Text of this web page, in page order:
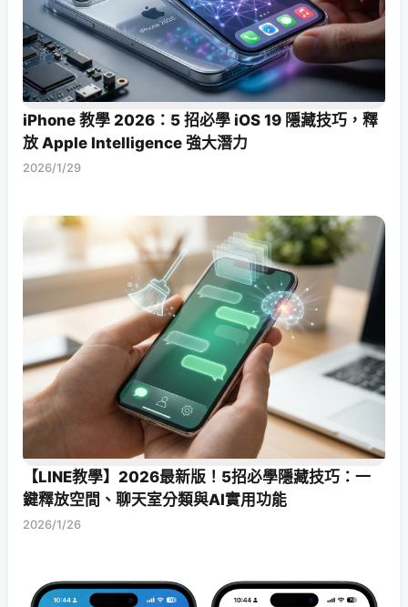
iPhone 教學 2026：5 招必學 iOS 19 隱藏技巧，釋
放 Apple Intelligence 強大潛力
2026/1/29
【LINE教學】2026最新版！5招必學隱藏技巧：一
鍵釋放空間、聊天室分類與AI實用功能
2026/1/26